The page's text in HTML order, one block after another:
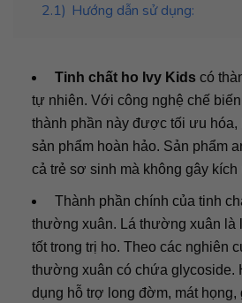
2.1) Hướng dẫn sử dụng:
Tinh chất ho Ivy Kids có
tự nhiên. Với công nghệ chế
thành phần này được tối ưu hóa,
sản phẩm hoàn hảo. Sản phẩm
cả trẻ sơ sinh mà không gây
Thành phần chính của tinh
thường xuân. Lá thường xuân là
tốt trong trị ho. Theo các nghiên
thường xuân có chứa glycoside.
dụng hỗ trợ long đờm, mát họng,